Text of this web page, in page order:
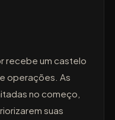
recebe um castelo
operações. As
no começo,
suas